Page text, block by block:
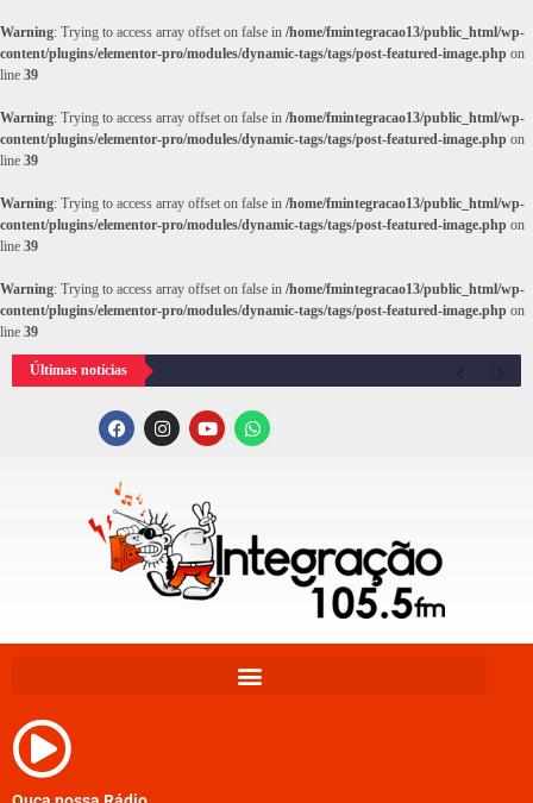
Warning: Trying to access array offset on false in /home/fmintegracao13/public_html/wp-
content/plugins/elementor-pro/modules/dynamic-tags/tags/post-featured-image.php on
line 39
Warning: Trying to access array offset on false in /home/fmintegracao13/public_html/wp-
content/plugins/elementor-pro/modules/dynamic-tags/tags/post-featured-image.php on
line 39
Warning: Trying to access array offset on false in /home/fmintegracao13/public_html/wp-
content/plugins/elementor-pro/modules/dynamic-tags/tags/post-featured-image.php on
line 39
Warning: Trying to access array offset on false in /home/fmintegracao13/public_html/wp-
content/plugins/elementor-pro/modules/dynamic-tags/tags/post-featured-image.php on
line 39
Últimas notícias